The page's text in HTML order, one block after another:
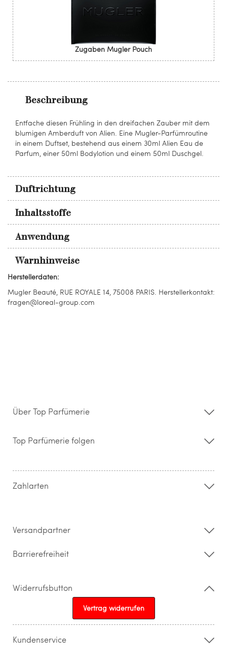
Beschreibung
Entfache diesen Frühling in den dreifachen Zauber mit dem
blumigen Amberduft von Alien. Eine Mugler-Parfümroutine
in einem Duftset, bestehend aus einem 30ml Alien Eau de
Parfum, einer 50ml Bodylotion und einem 50ml Duschgel.
Duftrichtung
Inhaltsstoffe
Anwendung
Warnhinweise
Zugaben Mugler Pouch
Herstellerdaten:
Mugler Beauté, RUE ROYALE 14, 75008 PARIS. Herstellerkontakt:
fragen@loreal-group.com
Über Top Parfümerie
Storefinder
Kontakt
Widerrufsrecht & Rückgabebedingungen
Top Parfümerie folgen
Zahlarten
Versandpartner
Barrierefreiheit
Widerrufsbutton
Vertrag widerrufen
Kundenservice